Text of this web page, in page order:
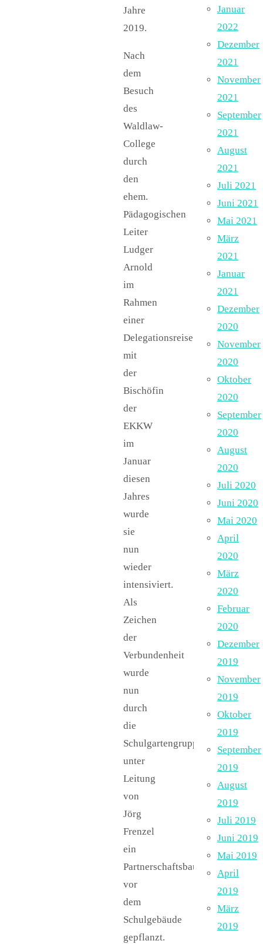
Jahre
2019.
Nach
dem
Besuch
des
Waldlaw-
College
durch
den
ehem.
Pädagogischen
Leiter
Ludger
Arnold
im
Rahmen
einer
Delegationsreise
mit
der
Bischöfin
der
EKKW
im
Januar
diesen
Jahres
wurde
sie
nun
wieder
intensiviert.
Als
Zeichen
der
Verbundenheit
wurde
nun
durch
die
Schulgartengruppe
unter
Leitung
von
Jörg
Frenzel
ein
Partnerschaftsbaum
vor
dem
Schulgebäude
gepflanzt.
Januar
2022
Dezember
2021
November
2021
September
2021
August
2021
Juli 2021
Juni 2021
Mai 2021
März
2021
Januar
2021
Dezember
2020
November
2020
Oktober
2020
September
2020
August
2020
Juli 2020
Juni 2020
Mai 2020
April
2020
März
2020
Februar
2020
Dezember
2019
November
2019
Oktober
2019
September
2019
August
2019
Juli 2019
Juni 2019
Mai 2019
April
2019
März
2019